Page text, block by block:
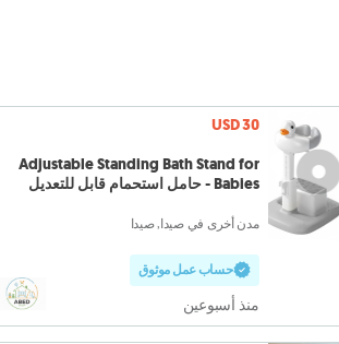
USD 30
Adjustable Standing Bath Stand for
Babies - حامل استحمام قابل للتعديل
مدن أخرى في صيدا, صيدا
حساب عمل موثوق
منذ أسبوعين